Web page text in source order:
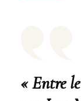
« Entre